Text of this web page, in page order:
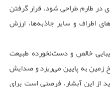
در طارم طراحی شود. قرار گرفتن
اطراف و سایر جاذبه‌ها، ارزش
خالص و دست‌نخورده طبیعت
زمین به پایین می‌ریزد و صدایش
از این آبشار، فرصتی است برای